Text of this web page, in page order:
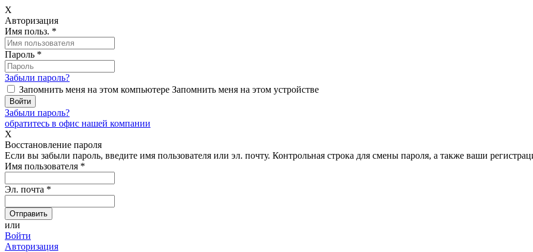
X
Авторизация
Имя польз. *
Пароль *
Забыли пароль?
Запомнить меня на этом компьютере Запомнить меня на этом устройстве
Забыли пароль?
обратитесь в офис нашей компании
X
Восстановление пароля
Если вы забыли пароль, введите имя пользователя или эл. почту. Контрольная строка для смены пароля, а также ваши
Имя пользователя *
Эл. почта *
или
Войти
Авторизация